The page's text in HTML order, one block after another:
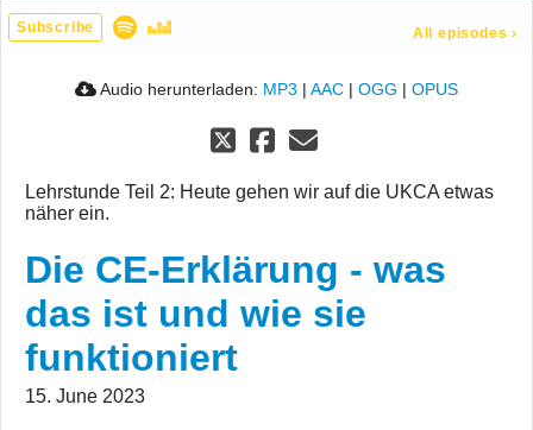
Subscribe All episodes ›
Audio herunterladen: MP3 | AAC | OGG | OPUS
Lehrstunde Teil 2: Heute gehen wir auf die UKCA etwas
näher ein.
Die CE-Erklärung - was
das ist und wie sie
funktioniert
15. June 2023